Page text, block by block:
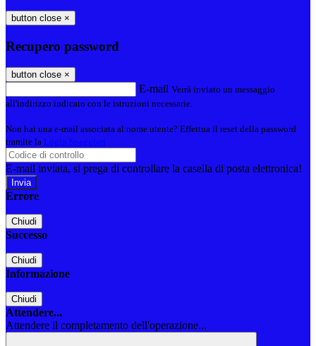
button close ×
Recupero password
button close ×
E-mail Verrà inviato un messaggio
all'indirizzo indicato con le istruzioni necessarie.
Non hai una e-mail associata al nome utente? Effettua il reset della password
tramite la
E-mail inviata, si prega di controllare la casella di posta elettronica!
Errore
Chiudi
Successo
Chiudi
Informazione
Chiudi
Attendere...
Attendere il completamento dell'operazione...